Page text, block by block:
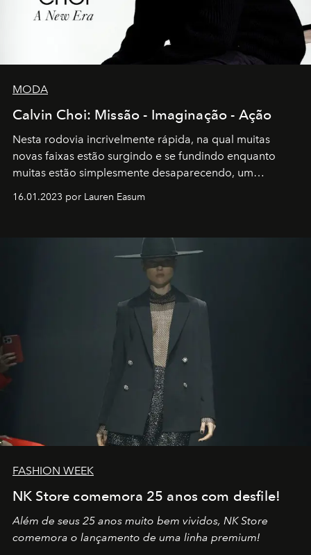
MODA
Calvin Choi: Missão - Imaginação - Ação
Nesta rodovia incrivelmente rápida, na qual muitas
novas faixas estão surgindo e se fundindo enquanto
muitas estão simplesmente desaparecendo, um
transportador AMTD abrindo caminho para muitos
por propósitos, com um claro senso de missão na vida e
16.01.2023 por Lauren Easum
FASHION WEEK
NK Store comemora 25 anos com desfile!
Além de seus 25 anos muito bem vividos, NK Store
comemora o lançamento de uma linha premium!